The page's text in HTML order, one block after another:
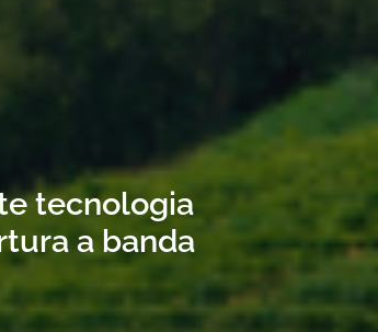
tecnologia
a banda